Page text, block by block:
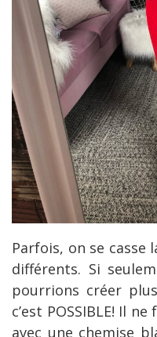
Parfois, on se
différents. Si
pourrions créer
c’est POSSIBLE! Il
avec une chemise